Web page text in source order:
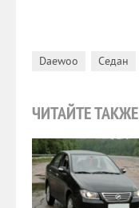
Daewoo Седан
ЧИТАЙТЕ ТАКЖЕ